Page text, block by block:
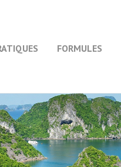
FORMULES